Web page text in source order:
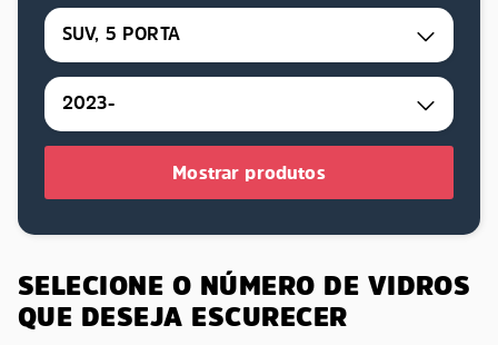
SUV, 5 PORTA
2023-
Mostrar produtos
SELECIONE O NÚMERO DE VIDROS
QUE DESEJA ESCURECER